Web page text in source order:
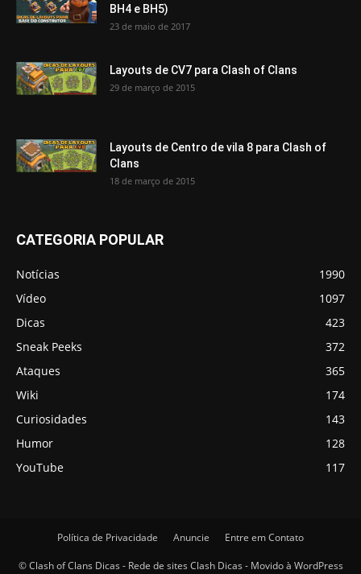
BH4 e BH5)
23 de maio de 2017
Layouts de CV7 para Clash of Clans
29 de março de 2015
Layouts de Centro de vila 8 para Clash of
Clans
18 de março de 2015
CATEGORIA POPULAR
Notícias
1990
Vídeo
1097
Dicas
423
Sneak Peeks
372
Ataques
365
Wiki
174
Curiosidades
143
Humor
128
YouTube
117
Política de Privacidade Anuncie Entre em Contato
© Clash of Clans Dicas - Rede de sites Clash Dicas - Movido à WordPress